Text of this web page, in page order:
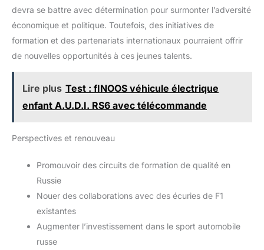
devra se battre avec détermination pour surmonter l’adversité
économique et politique. Toutefois, des initiatives de
formation et des partenariats internationaux pourraient offrir
de nouvelles opportunités à ces jeunes talents.
Lire plus Test : fINOOS véhicule électrique
enfant A.U.D.I. RS6 avec télécommande
Perspectives et renouveau
Promouvoir des circuits de formation de qualité en
Russie
Nouer des collaborations avec des écuries de F1
existantes
Augmenter l’investissement dans le sport automobile
russe